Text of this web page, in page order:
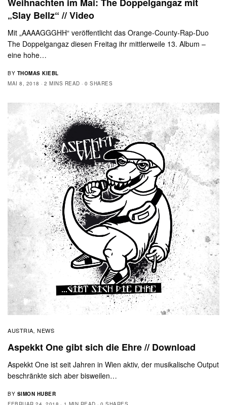
„Slay Bellz“ // Video
Mit „AAAAGGGHH“ veröffentlicht das Orange-County-Rap-Duo
The Doppelgangaz diesen Freitag ihr mittlerweile 13. Album –
eine hohe…
BY THOMAS KIEBL
MAI 8, 2018
2 MINS READ 0 SHARES
AUSTRIA, NEWS
Aspekkt One gibt sich die Ehre // Download
Aspekkt One ist seit Jahren in Wien aktiv, der musikalische Output
beschränkte sich aber bisweilen…
BY SIMON HUBER